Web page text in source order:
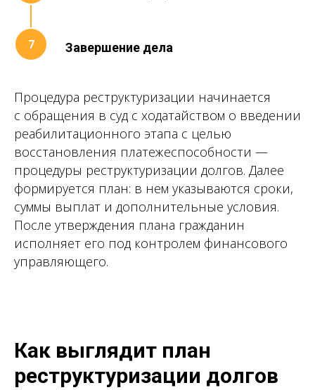
Завершение дела
Процедура реструктуризации начинается
с обращения в суд с ходатайством о введении
реабилитационного этапа с целью
восстановления платежеспособности —
процедуры реструктуризации долгов. Далее
формируется план: в нем указываются сроки,
суммы выплат и дополнительные условия.
После утверждения плана гражданин
исполняет его под контролем финансового
управляющего.
Как выглядит план
реструктуризации долгов